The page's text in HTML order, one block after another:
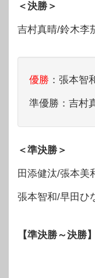
＜決勝＞
吉村真晴/鈴木李
優勝 ：張本智
準優勝：吉村
＜準決勝＞
田添健汰/張本美
張本智和/早田ひ
【準決勝～決勝】